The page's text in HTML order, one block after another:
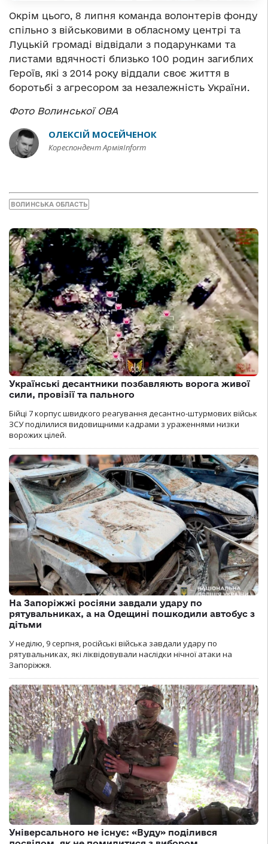
Окрім цього, 8 липня команда волонтерів фонду
спільно з військовими в обласному центрі та
Луцькій громаді відвідали з подарунками та
листами вдячності близько 100 родин загиблих
Героїв, які з 2014 року віддали своє життя в
боротьбі з агресором за незалежність України.
Фото Волинської ОВА
ОЛЕКСІЙ МОСЕЙЧЕНОК
Кореспондент АрміяInform
ВОЛИНСЬКА ОБЛАСТЬ
Українські десантники позбавляють ворога живої
сили, провізії та пального
Бійці 7 корпус швидкого реагування десантно-штурмових військ
ЗСУ поділилися видовищними кадрами з ураженнями низки
ворожих цілей.
На Запоріжжі росіяни завдали удару по
рятувальниках, а на Одещині пошкодили автобус з
дітьми
У неділю, 9 серпня, російські війська завдали удару по
рятувальниках, які ліквідовували наслідки нічної атаки на
Запоріжжя.
Універсального не існує: «Вуду» поділився